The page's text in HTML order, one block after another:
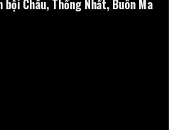
Châu, Thống Nhất, Buôn Ma